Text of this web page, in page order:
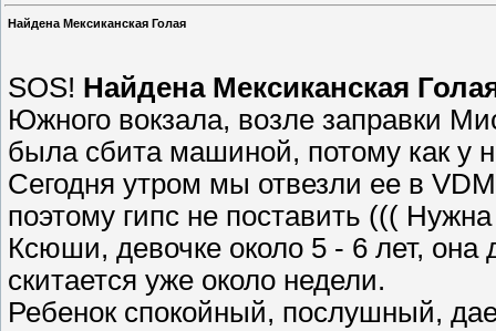
Найдена Мексиканская Голая
SOS! Найдена Мексиканская
Южного вокзала, возле заправки
была сбита машиной, потому как у
Сегодня утром мы отвезли ее в
поэтому гипс не поставить (((
Ксюши, девочке около 5 - 6 лет, она
скитается уже около недели.
Ребенок спокойный, послушный,